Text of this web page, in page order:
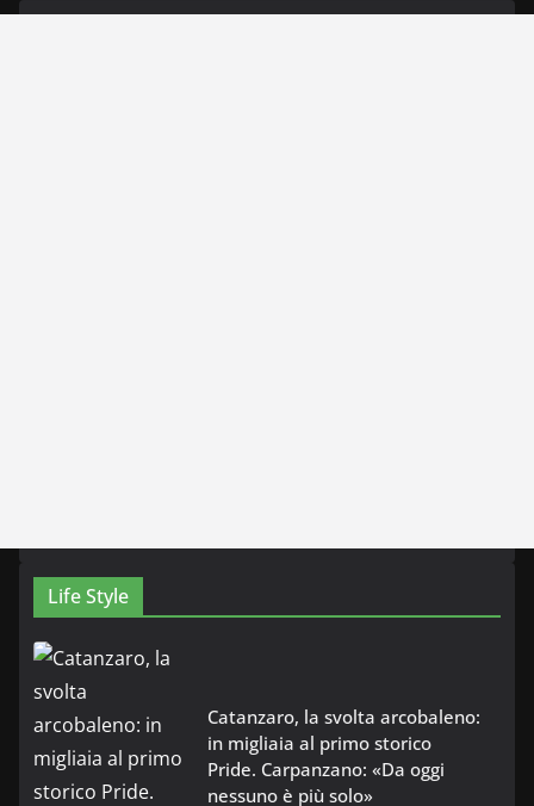
Life Style
Catanzaro, la svolta arcobaleno:
in migliaia al primo storico
Pride. Carpanzano: «Da oggi
nessuno è più solo»